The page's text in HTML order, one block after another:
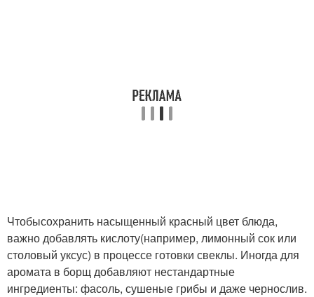
Чтобысохранить насыщенный красный цвет блюда,
важно добавлять кислоту(например, лимонный сок или
столовый уксус) в процессе готовки свеклы. Иногда для
аромата в борщ добавляют нестандартные
ингредиенты: фасоль, сушеные грибы и даже чернослив.